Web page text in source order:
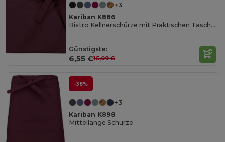
+3
Kariban K886
Bistro Kellnerschürze mit Praktischen Taschen
Günstigste:
6,55 €15,09 €
-38%
+3
Kariban K898
Mittellange Schürze